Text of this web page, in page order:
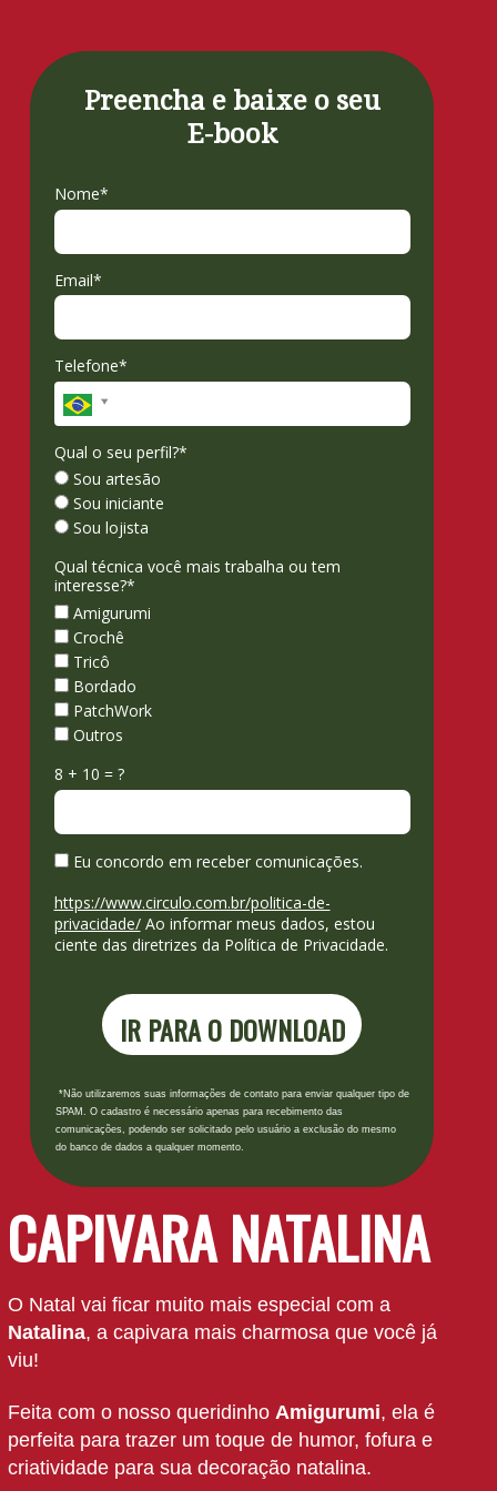
Preencha e baixe o seu
E-book
Nome*
Email*
Telefone*
Qual o seu perfil?*
Sou artesão
Sou iniciante
Sou lojista
Qual técnica você mais trabalha ou tem
interesse?*
Amigurumi
Crochê
Tricô
Bordado
PatchWork
Outros
8 + 10 = ?
Eu concordo em receber comunicações.
https://www.circulo.com.br/politica-de-
privacidade/Ao informar meus dados, estou
ciente das diretrizes da Política de Privacidade.
IR PARA O DOWNLOAD
*Não utilizaremos suas informações de contato para enviar qualquer tipo de
SPAM. O cadastro é necessário apenas para recebimento das
comunicações, podendo ser solicitado pelo usuário a exclusão do mesmo
do banco de dados a qualquer momento.
CAPIVARA NATALINA
O Natal vai ficar muito mais especial com a
Natalina, a capivara mais charmosa que você já
viu!
Feita com o nosso queridinho Amigurumi, ela é
perfeita para trazer um toque de humor, fofura e
criatividade para sua decoração natalina.